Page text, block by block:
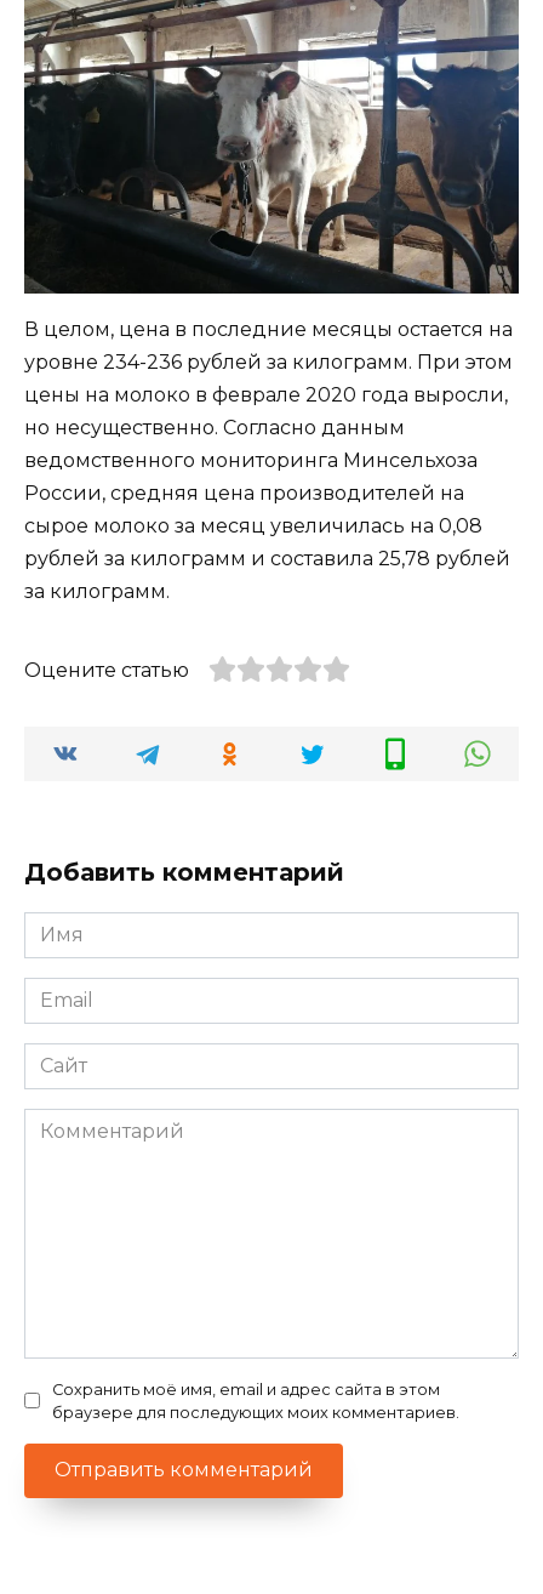
В целом, цена в последние месяцы остается на
уровне 234-236 рублей за килограмм. При этом
цены на молоко в феврале 2020 года выросли,
но несущественно. Согласно данным
ведомственного мониторинга Минсельхоза
России, средняя цена производителей на
сырое молоко за месяц увеличилась на 0,08
рублей за килограмм и составила 25,78 рублей
за килограмм.
Оцените статью
Добавить комментарий
Имя
*
Email
*
Сайт
Комментарий
Сохранить моё имя, email и адрес сайта в этом
браузере для последующих моих комментариев.